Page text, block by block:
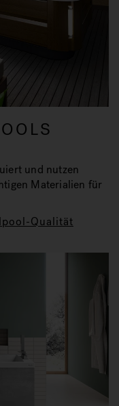
und nutzen
Materialien für
Qualität